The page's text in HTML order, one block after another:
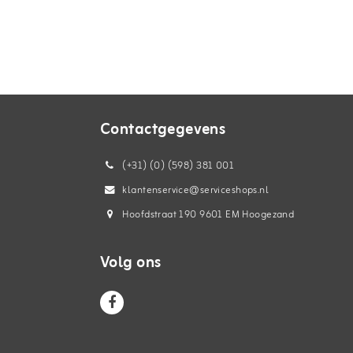
Contactgegevens
(+31) (0) (598) 381 001
klantenservice@serviceshops.nl
Hoofdstraat 190 9601 EM Hoogezand
Volg ons